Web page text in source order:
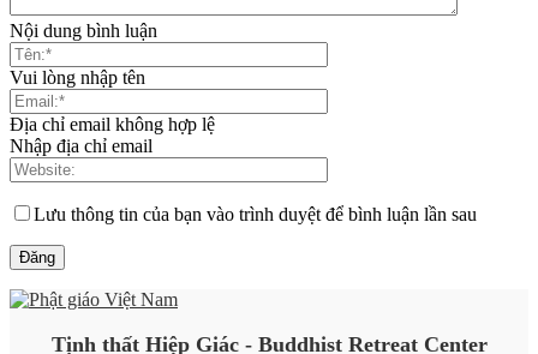
Nội dung bình luận
Vui lòng nhập tên
Địa chỉ email không hợp lệ
Nhập địa chỉ email
Lưu thông tin của bạn vào trình duyệt để bình luận lần sau
Tịnh thất Hiệp Giác - Buddhist Retreat Center